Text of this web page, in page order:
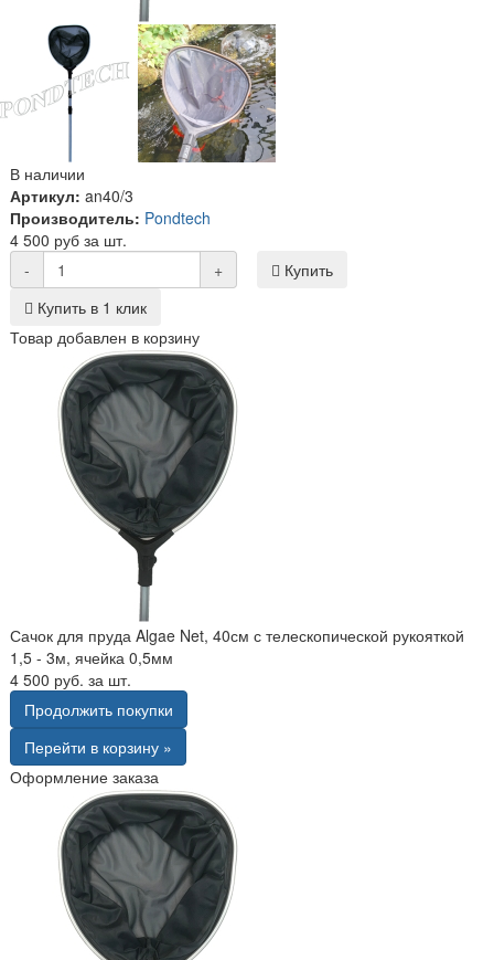
В наличии
Артикул: an40/3
Производитель: Pondtech
4 500 руб за шт.
-
+
Купить
Купить в 1 клик
Товар добавлен в корзину
Сачок для пруда Algae Net, 40см с телескопической рукояткой
1,5 - 3м, ячейка 0,5мм
4 500 руб. за шт.
Продолжить покупки
Перейти в корзину »
Оформление заказа